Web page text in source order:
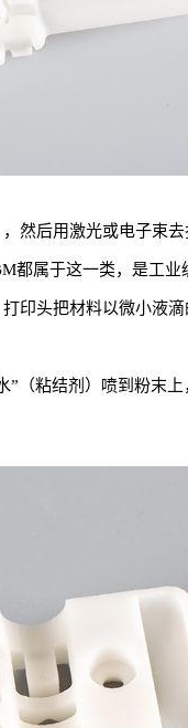
然后用激光或电子束
都属于这一类，是工业
印头把材料以微小液
（粘结剂）喷到粉末